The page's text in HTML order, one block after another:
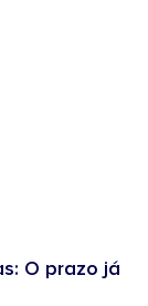
O prazo já